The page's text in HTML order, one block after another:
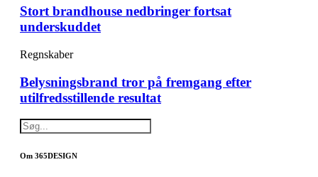
Stort brandhouse nedbringer fortsat
underskuddet
Regnskaber
Belysningsbrand tror på fremgang efter
utilfredsstillende resultat
Om 365DESIGN